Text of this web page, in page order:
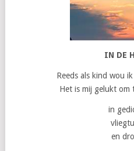
IN DE
Reeds als kind wou
Het is mij gelukt om
in
en